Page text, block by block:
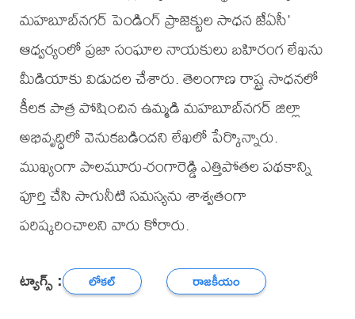
మహబూబ్‌నగర్ పెండింగ్ ప్రాజెక్టుల సాధన జేఏసీ'
ఆధ్వర్యంలో ప్రజా సంఘాల నాయకులు బహిరంగ లేఖను
మీడియాకు విడుదల చేశారు. తెలంగాణ రాష్ట్ర సాధనలో
కీలక పాత్ర పోషించిన ఉమ్మడి మహబూబ్‌నగర్ జిల్లా
అభివృద్ధిలో వెనుకబడిందని లేఖలో పేర్కొన్నారు.
ముఖ్యంగా పాలమూరు-రంగారెడ్డి ఎత్తిపోతల పథకాన్ని
పూర్తి చేసి సాగునీటి సమస్యను శాశ్వతంగా
పరిష్కరించాలని వారు కోరారు.
ట్యాగ్స్ : లోకల్ రాజకీయం